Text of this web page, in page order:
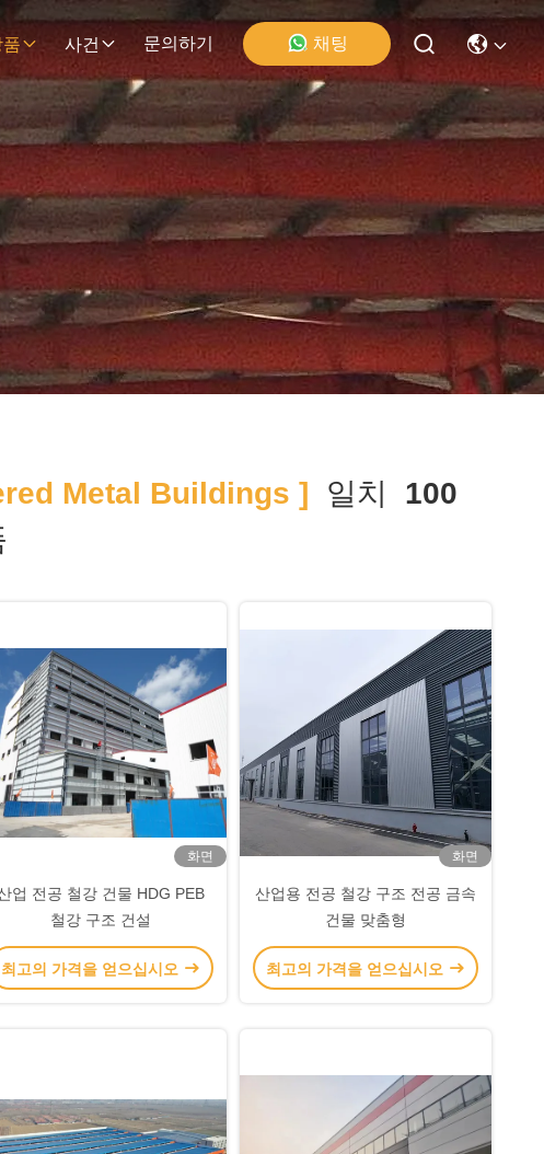
사건 문의하기 채팅
Metal Buildings ] 일치 100
화면
업 전공 철강 건물 HDG PEB
철강 구조 건설
최고의 가격을 얻으십시오
화면
산업용 전공 철강 구조 전공 금속
건물 맞춤형
최고의 가격을 얻으십시오